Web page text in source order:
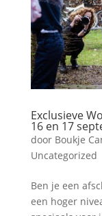
Exclusieve
16 en 17
door Boukje
Uncategorized
Ben je een
een hoger